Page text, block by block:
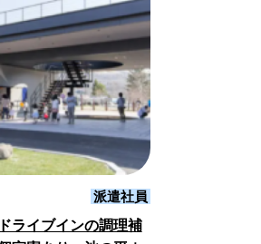
派遣社員
ライブインの調理補